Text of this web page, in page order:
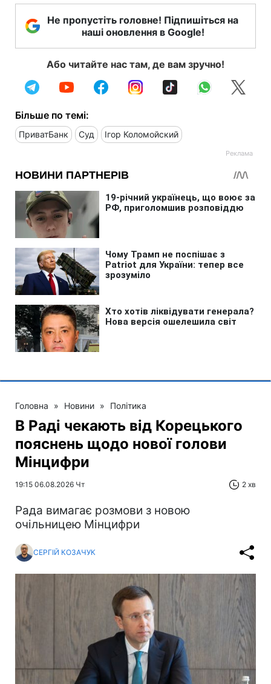
Не пропустіть головне! Підпишіться на
наші оновлення в Google!
Або читайте нас там, де вам зручно!
Більше по темі:
ПриватБанк Суд Ігор Коломойский
Головна » Новини » Політика
В Раді чекають від Корецького
пояснень щодо нової голови
Мінцифри
19:15 06.08.2026 Чт 2 хв
Рада вимагає розмови з новою
очільницею Мінцифри
СЕРГІЙ КОЗАЧУК